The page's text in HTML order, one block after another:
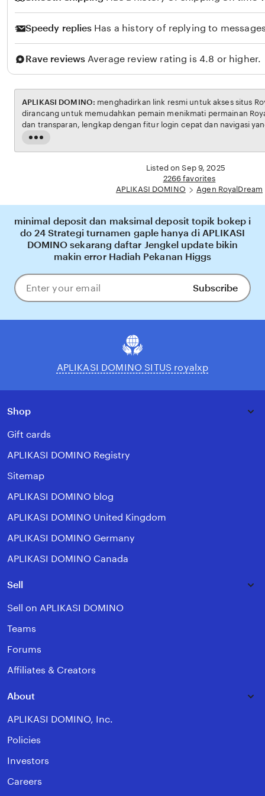
Speedy replies Has a history of replying to
Rave reviews Average review rating is 4.8 or higher.
Read
the
APLIKASI DOMINO:
dirancang untuk memudahkan pemain menikmati permainan RoyalDream dengan aman
dan transparan, lengkap dengan fitur login cepat dan navigasi yang ramah pengguna.
Setiap transaksi dijamin aman, sementara update hasil dan informasi permainan selalu
pilihan utama bagi pecinta RoyalDream online di Indonesia.
Listed on Sep 9, 2025
2266 favorites
APLIKASI DOMINO
Agen RoyalDream
minimal deposit dan maksimal deposit topik bokep i
do 24 Strategi turnamen gaple hanya di APLIKASI
DOMINO sekarang daftar Jengkel update bikin
makin error Hadiah Pekanan Higgs
Enter
your
Subscribe
APLIKASI DOMINO SITUS royalxp
Shop
Gift cards
APLIKASI DOMINO Registry
Sitemap
APLIKASI DOMINO blog
APLIKASI DOMINO United Kingdom
APLIKASI DOMINO Germany
APLIKASI DOMINO Canada
Sell
Sell on APLIKASI DOMINO
Teams
Forums
Affiliates & Creators
About
APLIKASI DOMINO, Inc.
Policies
Investors
Careers